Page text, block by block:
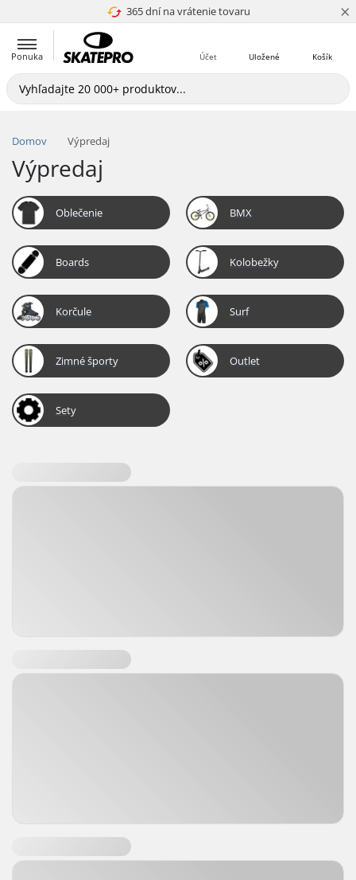
365 dní na vrátenie tovaru
4.8 z 5 ×
Ponuka Košík
Uložené
Účet
Domov Výpredaj
Výpredaj
Oblečenie BMX
Boards Kolobežky
Korčule Surf
Zimné športy Outlet
Sety